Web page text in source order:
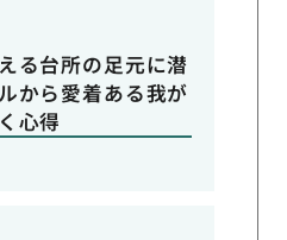
る台所の足元に潜
から愛着ある我が
心得